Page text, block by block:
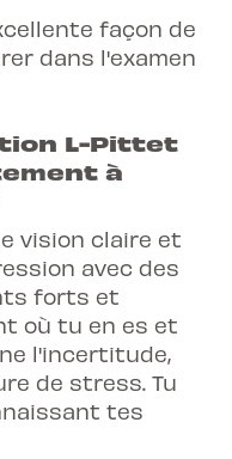
façon de
dans l'examen
L-Pittet
à
vision claire et
avec des
forts et
où tu en es et
l'incertitude,
de stress. Tu
tes